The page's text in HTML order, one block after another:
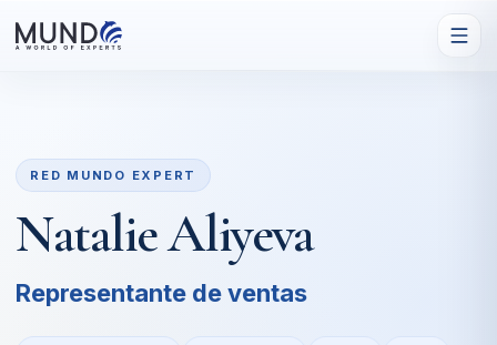
RED MUNDO EXPERT
Natalie Aliyeva
Representante de ventas